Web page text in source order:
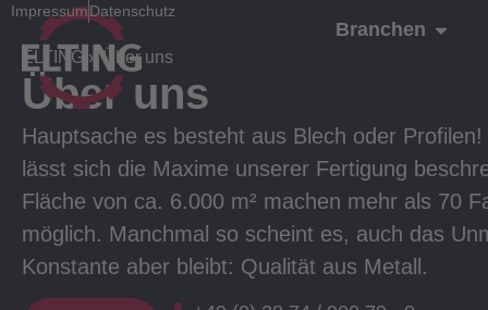
ImpressumDatenschutz
Branchen
ELTING »Über uns
Über uns
Hauptsache es besteht aus Blech oder
lässt sich die Maxime unserer Fertigung
Fläche von ca. 6.000 m² machen mehr als 70
möglich. Manchmal so scheint es, auch das
Konstante aber bleibt: Qualität aus Metall.